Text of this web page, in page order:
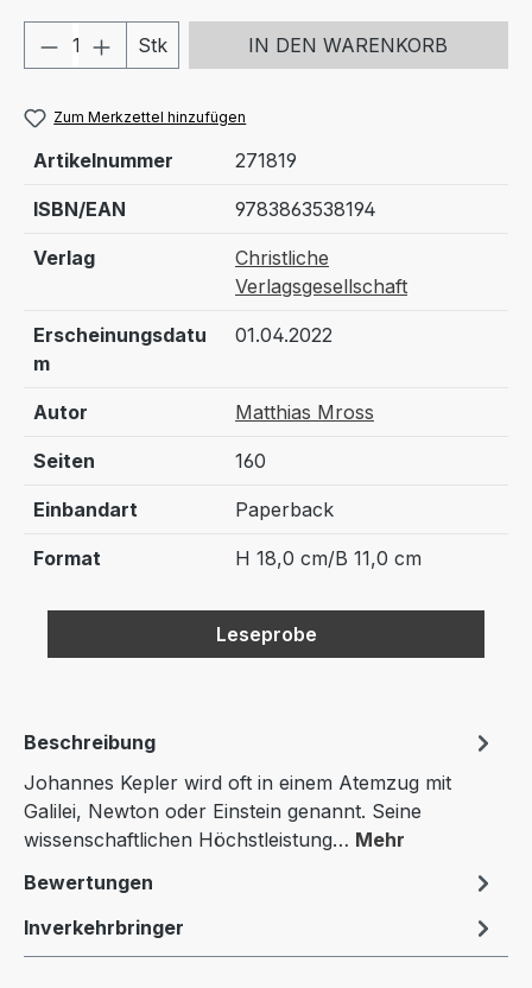
Produkt Anzahl: Gib den
Stk IN DEN WARENKORB
Zum Merkzettel hinzufügen
Artikelnummer 271819
ISBN/EAN 9783863538194
Verlag
Christliche
Verlagsgesellschaft
Erscheinungsdatu
m
01.04.2022
Autor Matthias Mross
Seiten 160
Einbandart Paperback
Format H 18,0 cm/B 11,0 cm
Leseprobe
Beschreibung
Johannes Kepler wird oft in einem Atemzug mit
Galilei, Newton oder Einstein genannt. Seine
wissenschaftlichen Höchstleistung… Mehr
Bewertungen
Inverkehrbringer